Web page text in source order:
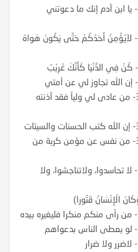
شرح الأربعون النووية 42- يا ابن آدم إنك ما دعوتني
شرح الأربعون النووية 41- لاَيُؤْمِنُ أَحَدُكُمْ حَتَّى يَكُونَ هَواهُ
شرح الأربعون النووية: 38- من عادى لي ولياً فقد آذنته
شرح الأربعون النووية: 36- من نفس عن مؤمن كربة من
شرح الأربعون النووية 35- لا تحاسدوا، ولاتناجشوا، ولا